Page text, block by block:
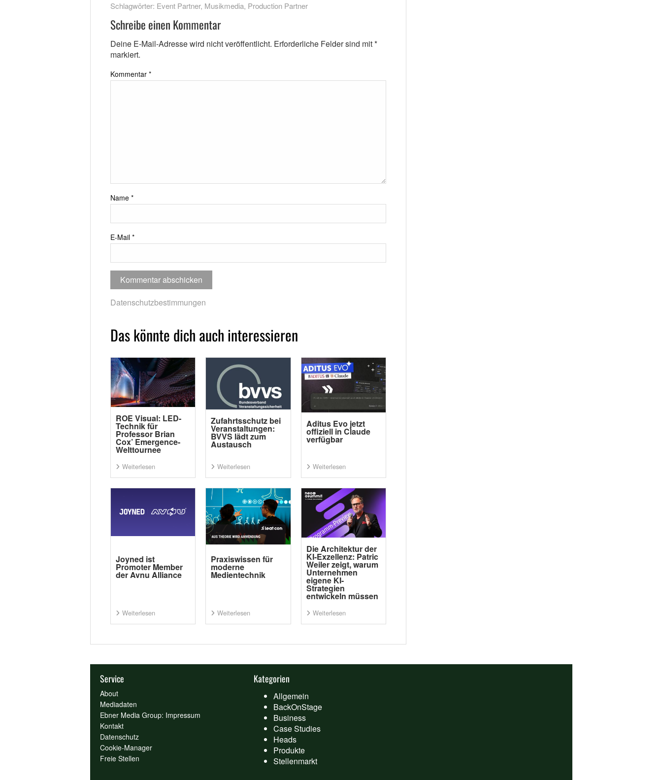
Schlagwörter: Event Partner, Musikmedia, Production Partner
Schreibe einen Kommentar
Deine E-Mail-Adresse wird nicht veröffentlicht. Erforderliche Felder sind mit*
markiert.
Kommentar *
Name *
E-Mail *
Datenschutzbestimmungen
Das könnte dich auch interessieren
ROE Visual: LED-
Technik für
Professor Brian
Cox’ Emergence-
Welttournee
Weiterlesen
Zufahrtsschutz bei
Veranstaltungen:
BVVS lädt zum
Austausch
Weiterlesen
Aditus Evo jetzt
offiziell in Claude
verfügbar
Weiterlesen
Joyned ist
Promoter Member
der Avnu Alliance
Weiterlesen
Praxiswissen für
moderne
Medientechnik
Weiterlesen
Die Architektur der
KI-Exzellenz: Patric
Weiler zeigt, warum
Unternehmen
eigene KI-
Strategien
entwickeln müssen
Weiterlesen
Service
About
Mediadaten
Ebner Media Group: Impressum
Kontakt
Datenschutz
Cookie-Manager
Freie Stellen
Kategorien
Allgemein
BackOnStage
Business
Case Studies
Heads
Produkte
Stellenmarkt